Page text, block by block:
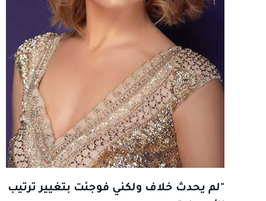
"لم يحدث خلاف ولكني فوجئت بتغيير ترتيب